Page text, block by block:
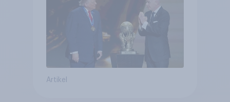
Fußball-WM ohne Politik
Artikel